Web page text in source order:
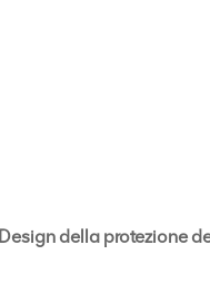
Design della protezione